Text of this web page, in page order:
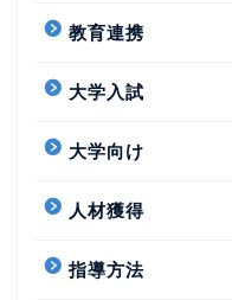
教育連携
大学入試
大学向け
人材獲得
指導方法